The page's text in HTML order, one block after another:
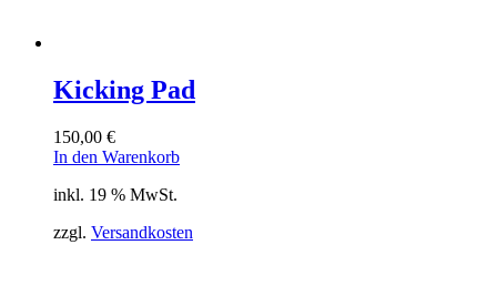
Kicking Pad
150,00 €
In den Warenkorb
inkl. 19 % MwSt.
zzgl. Versandkosten